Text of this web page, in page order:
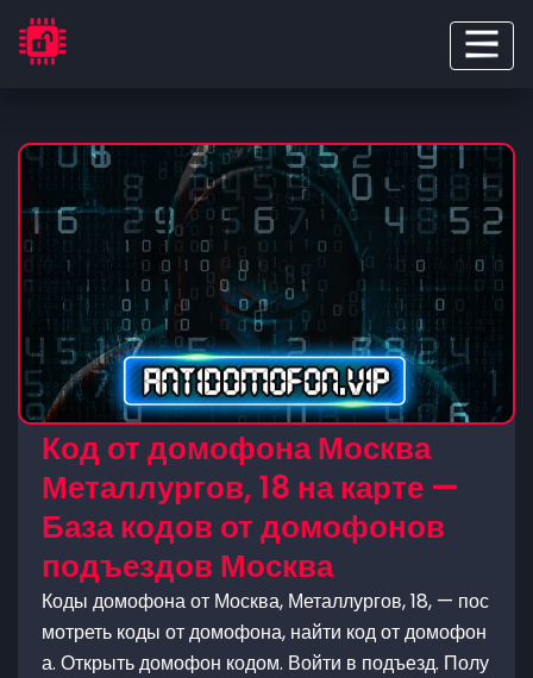
Код от домофона Москва
Металлургов, 18 на карте —
База кодов от домофонов
подъездов Москва
Коды домофона от Москва, Металлургов, 18, — пос
мотреть коды от домофона, найти код от домофон
а. Открыть домофон кодом. Войти в подъезд. Полу